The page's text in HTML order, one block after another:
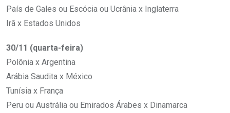
País de Gales ou Escócia ou Ucrânia x Inglaterra
Irã x Estados Unidos
30/11 (quarta-feira)
Polônia x Argentina
Arábia Saudita x México
Tunísia x França
Peru ou Austrália ou Emirados Árabes x Dinamarca